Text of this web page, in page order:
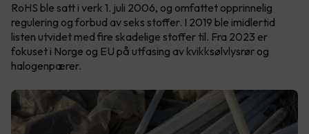
RoHS ble satt i verk 1. juli 2006, og omfattet opprinnelig
regulering og forbud av seks stoffer. I 2019 ble imidlertid
listen utvidet med fire skadelige stoffer til. Fra 2023 er
fokuset i Norge og EU på utfasing av kvikksølvlysrør og
halogenpærer.